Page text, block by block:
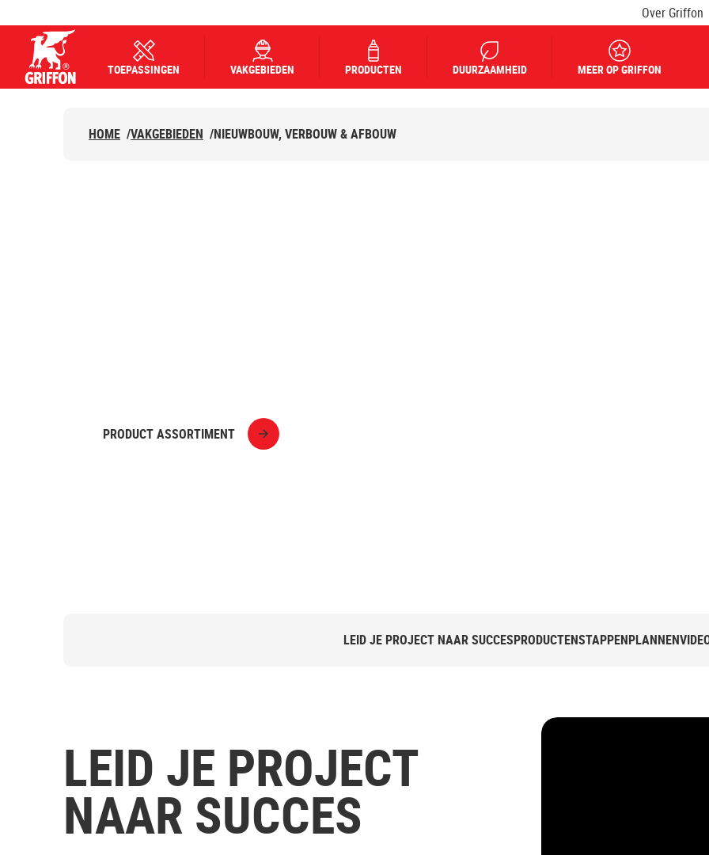
Over Griffon
TOEPASSINGEN VAKGEBIEDEN PRODUCTEN DUURZAAMHEID MEER OP GRIFFON
HOME /VAKGEBIEDEN /NIEUWBOUW, VERBOUW & AFBOUW
PRODUCT ASSORTIMENT
LEID JE PROJECT NAAR SUCCESPRODUCTENSTAPPENPLANNEN
LEID JE PROJECT
NAAR SUCCES